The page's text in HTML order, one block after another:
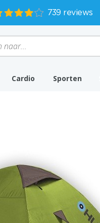
Cardio Sporten